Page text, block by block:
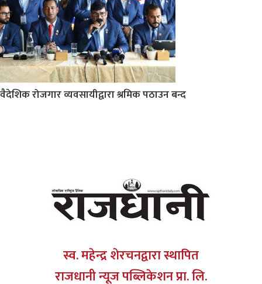
वैदेशिक रोजगार व्यवसायीद्वारा श्रमिक पठाउन बन्द
स्व. महेन्द्र शेरचनद्वारा स्थापित
राजधानी न्यूज पब्लिकेशन प्रा. लि.